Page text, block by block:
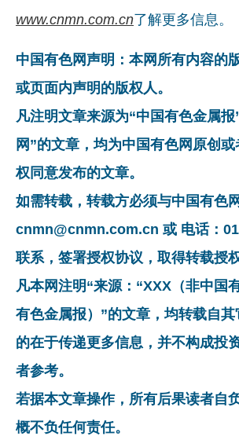
www.cnmn.com.cn了解更多信息。
中国有色网声明：本网所有内容的
或页面内声明的版权人。
凡注明文章来源为“中国有色金属
网”的文章，均为中国有色网原创
权同意发布的文章。
如需转载，转载方必须与中国有色
cnmn@cnmn.com.cn 或 电话：
联系，签署授权协议，取得转载授
凡本网注明“来源：“XXX（非中国
有色金属报）”的文章，均转载自其
的在于传递更多信息，并不构成投
者参考。
若据本文章操作，所有后果读者自
概不负任何责任。